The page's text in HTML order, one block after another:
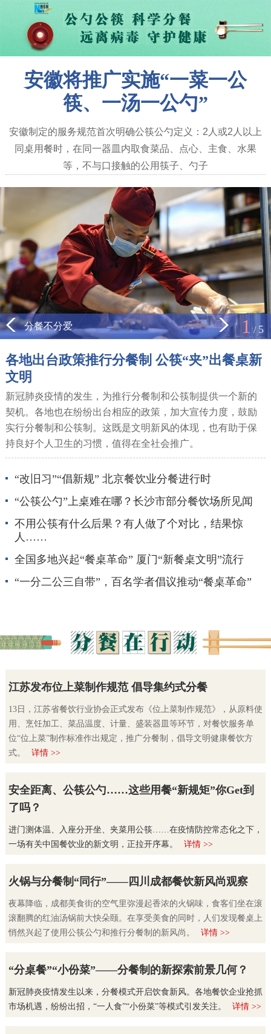
安徽将推广实施“一菜一公
筷、一汤一公勺”
安徽制定的服务规范首次明确公筷公勺定义：2人或2人以上
同桌用餐时，在同一器皿内取食菜品、点心、主食、水果
等，不与口接触的公用筷子、勺子
分餐不分爱 1/ 5
各地出台政策推行分餐制 公筷“夹”出餐桌新
文明
新冠肺炎疫情的发生，为推行分餐制和公筷制提供一个新的
契机。各地也在纷纷出台相应的政策，加大宣传力度，鼓励
实行分餐制和公筷制。这既是文明新风的体现，也有助于保
持良好个人卫生的习惯，值得在全社会推广。
“改旧习”“倡新规” 北京餐饮业分餐进行时
“公筷公勺”上桌难在哪？长沙市部分餐饮场所见闻
不用公筷有什么后果？有人做了个对比，结果惊
人……
全国多地兴起“餐桌革命” 厦门“新餐桌文明”流行
“一分二公三自带”，百名学者倡议推动“餐桌革命”
江苏发布位上菜制作规范 倡导集约式分餐
13日，江苏省餐饮行业协会正式发布《位上菜制作规范》，从原料使
用、烹饪加工、菜品温度、计量、盛装器皿等环节，对餐饮服务单
位“位上菜”制作标准作出规定，推广分餐制，倡导文明健康餐饮方
式。
详情 >>
安全距离、公筷公勺……这些用餐“新规矩”你Get到
了吗？
进门测体温、入座分开坐、夹菜用公筷……在疫情防控常态化之下，
一场有关中国餐饮业的新文明，正拉开序幕。
详情 >>
火锅与分餐制“同行”——四川成都餐饮新风尚观察
夜幕降临，成都美食街的空气里弥漫起香浓的火锅味，食客们坐在滚
滚翻腾的红油汤锅前大快朵颐。在享受美食的同时，人们发现餐桌上
悄然兴起了使用公筷公勺和推行分餐制的新风尚。
详情 >>
“分桌餐”“小份菜”——分餐制的新探索前景几何？
新冠肺炎疫情发生以来，分餐模式开启饮食新风。各地餐饮企业抢抓
市场机遇，纷纷出招，“一人食”“小份菜”等模式引发关注。
详情 >>